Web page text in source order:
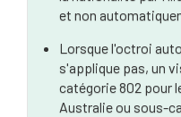
et non
Lorsque l'octroi
s'applique pas, un
catégorie 802 pour
Australie ou sous-